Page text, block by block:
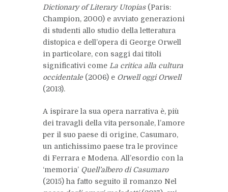
Dictionary of Literary Utopias(Paris:
Champion, 2000) e avviato generazioni
di studenti allo studio della letteratura
distopica e dell’opera di George Orwell
in particolare, con saggi dai titoli
significativi come La critica alla cultura
occidentale(2006) e Orwell oggi Orwell
(2013).
A ispirare la sua opera narrativa è, più
dei travagli della vita personale, l’amore
per il suo paese di origine, Casumaro,
un antichissimo paese tra le province
di Ferrara e Modena. All’esordio con la
‘memoria’ Quell’albero di Casumaro
(2015) ha fatto seguito il romanzo Nel